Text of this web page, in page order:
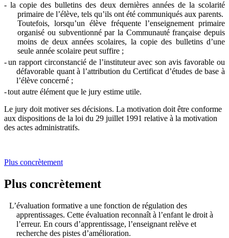
- lacopie des bulletins des deux dernières années de la scolarité
primaire de l’élève, tels qu’ils ont été communiqués aux parents.
Toutefois, lorsqu’un élève fréquente l’enseignement primaire
organisé ou subventionné par la Communauté française depuis
moins de deux années scolaires, la copie des bulletins d’une
seule année scolaire peut suffire ;
-un rapport circonstancié de l’instituteur avec son avis favorable ou
défavorable quant à l’attribution du Certificat d’études de base à
l’élève concerné ;
-tout autre élément que le jury estime utile.
Le jury doit motiver ses décisions. La motivation doit être conforme
aux dispositions de la loi du 29 juillet 1991 relative à la motivation
des actes administratifs.
Plus concrètement
Plus concrètement
L’évaluation formative a une fonction de régulation des
apprentissages. Cette évaluation reconnaît à l’enfant le droit à
l’erreur. En cours d’apprentissage, l’enseignant relève et
recherche des pistes d’amélioration.